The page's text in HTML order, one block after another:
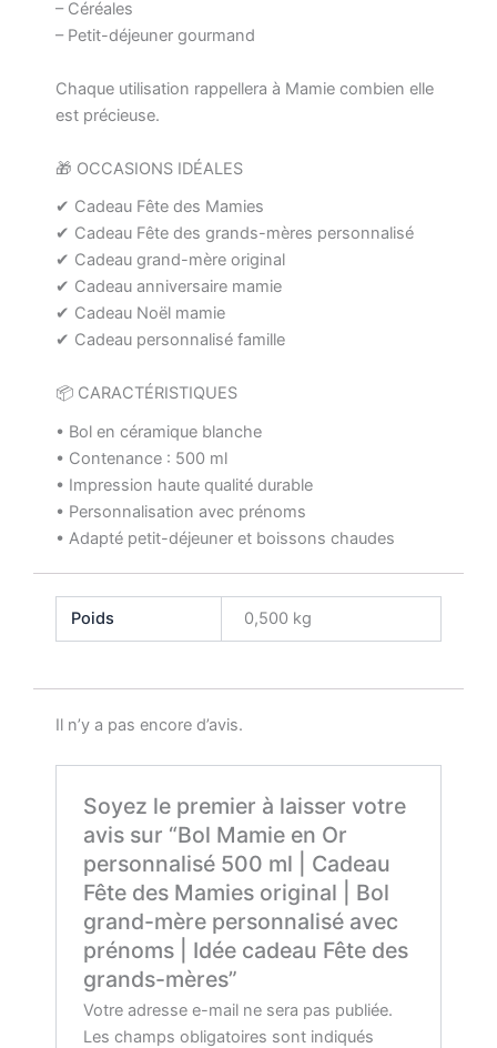
– Céréales
– Petit-déjeuner gourmand
Chaque utilisation rappellera à Mamie combien elle
est précieuse.
🎁 OCCASIONS IDÉALES
✔ Cadeau Fête des Mamies
✔ Cadeau Fête des grands-mères personnalisé
✔ Cadeau grand-mère original
✔ Cadeau anniversaire mamie
✔ Cadeau Noël mamie
✔ Cadeau personnalisé famille
📦 CARACTÉRISTIQUES
• Bol en céramique blanche
• Contenance : 500 ml
• Impression haute qualité durable
• Personnalisation avec prénoms
• Adapté petit-déjeuner et boissons chaudes
Poids 0,500 kg
Il n’y a pas encore d’avis.
Soyez le premier à laisser votre
avis sur “Bol Mamie en Or
personnalisé 500 ml | Cadeau
Fête des Mamies original | Bol
grand-mère personnalisé avec
prénoms | Idée cadeau Fête des
grands-mères”
Votre adresse e-mail ne sera pas publiée.
Les champs obligatoires sont indiqués